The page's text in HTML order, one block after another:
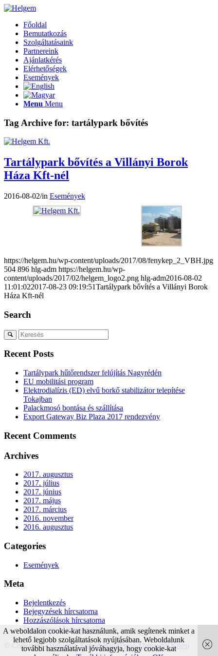
Főoldal
Bemutatkozás
Szolgáltatásaink
Partnereink
Ajánlatkérés
Elérhetőségek
Események
Menu Menu
Tag Archive for: tartálypark bővítés
Tartálypark bővítés a Villányi Borok
Háza Kft-nél
2016-08-02/in Események
https://helgem.hu/wp-content/uploads/2017/08/fenykep_2_VBH.jpg
504 896 hlg-adm https://helgem.hu/wp-
content/uploads/2017/02/helgem_logo2.png hlg-adm2016-08-02
11:01:022017-08-23 09:19:51Tartálypark bővítés a Villányi Borok
Háza Kft-nél
Search
Recent Posts
Tartálypark hűtőrendszer felújítás Nagyrédén
EU mobilitási program
Elektrodialízis (ED) elvű borkő stabilizátor telepítése
Tokajban
Palackmosó bontása és szállítása
Export Gateway Biz Plaza 2017 rendezvény
Recent Comments
Archives
2017. augusztus
2017. július
2017. június
2017. május
2017. március
2016. november
2016. augusztus
Categories
Események
Meta
Bejelentkezés
Bejegyzések hírcsatorna
Hozzászólások hírcsatorna
WordPress Magyarország
© Copyright -Helgem-Enfold WordPress Theme by Kriesi
A weboldalon cookie-kat használunk, amik segítenek minket a
lehető legjobb szolgáltatások nyújtásában. Weboldalunk
további használatával jóváhagyja, hogy cookie-kat